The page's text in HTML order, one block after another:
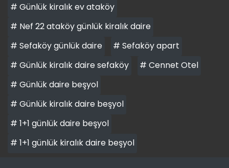
# Günlük kiralık ev ataköy
# Nef 22 ataköy günlük kiralık daire
# Sefaköy günlük daire
# Sefaköy apart
# Günlük kiralık daire sefaköy
# Cennet Otel
# Günlük daire beşyol
# Günlük kiralık daire beşyol
# 1+1 günlük daire beşyol
# 1+1 günlük kiralık daire beşyol